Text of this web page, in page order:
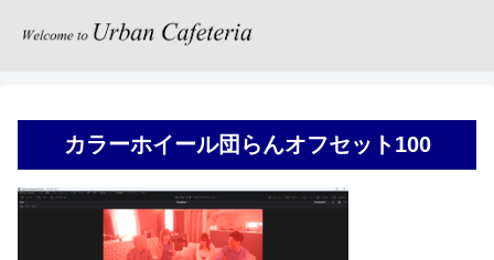
カラーホイール団らんオフセット100